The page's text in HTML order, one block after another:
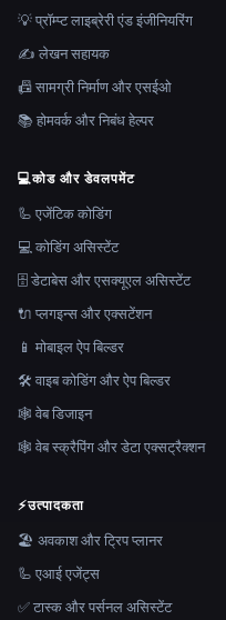
💡 प्रॉम्प्ट लाइब्रेरी एंड इंजीनियरिंग
✍️ लेखन सहायक
📠 सामग्री निर्माण और एसईओ
📚 होमवर्क और निबंध हेल्पर
💻कोड और डेवलपमेंट
🦾 एजेंटिक कोडिंग
💻 कोडिंग असिस्टेंट
🗄️ डेटाबेस और एसक्यूएल असिस्टेंट
🔌 प्लगइन्स और एक्सटेंशन
📱 मोबाइल ऐप बिल्डर
🛠️ वाइब कोडिंग और ऐप बिल्डर
🕸 वेब डिजाइन
🕸️ वेब स्क्रैपिंग और डेटा एक्सट्रैक्शन
⚡उत्पादकता
🏖 अवकाश और ट्रिप प्लानर
🦾 एआई एजेंट्स
✅ टास्क और पर्सनल असिस्टेंट